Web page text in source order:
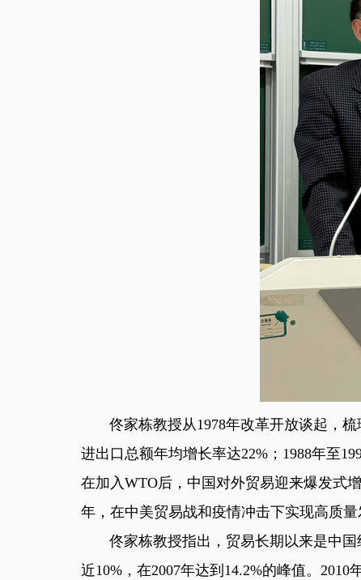
佟家栋教授从1978年改革开放谈起，梳
进出口总额年均增长率达22%；1988年至
在加入WTO后，中国对外贸易迎来爆发式
年，在中美贸易战和疫情冲击下实现高质量
佟家栋教授指出，贸易长期以来是中国
近10%，在2007年达到14.2%的峰值。